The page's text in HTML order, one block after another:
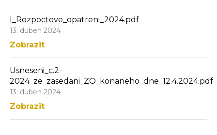
I_Rozpoctove_opatreni_2024.pdf
13. duben 2024
Zobrazit
Usneseni_c.2-
2024_ze_zasedani_ZO_konaneho_dne_12.4.2024.pdf
13. duben 2024
Zobrazit